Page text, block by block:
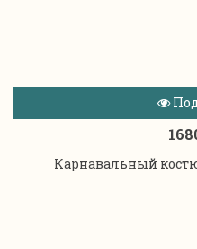
Карнавальный